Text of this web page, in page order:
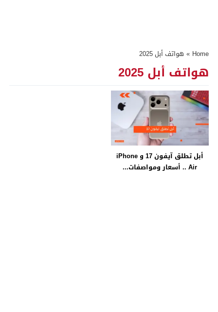
Home
» هواتف أبل 2025
هواتف أبل 2025
أبل تطلق آيفون 17 و iPhone
Air .. أسعار ومواصفات...